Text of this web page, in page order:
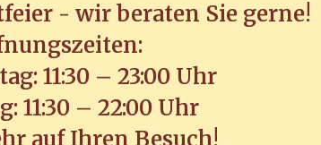
- wir beraten Sie gerne!
11:30 – 23:00 Uhr
11:30 – 22:00 Uhr
auf Ihren Besuch!